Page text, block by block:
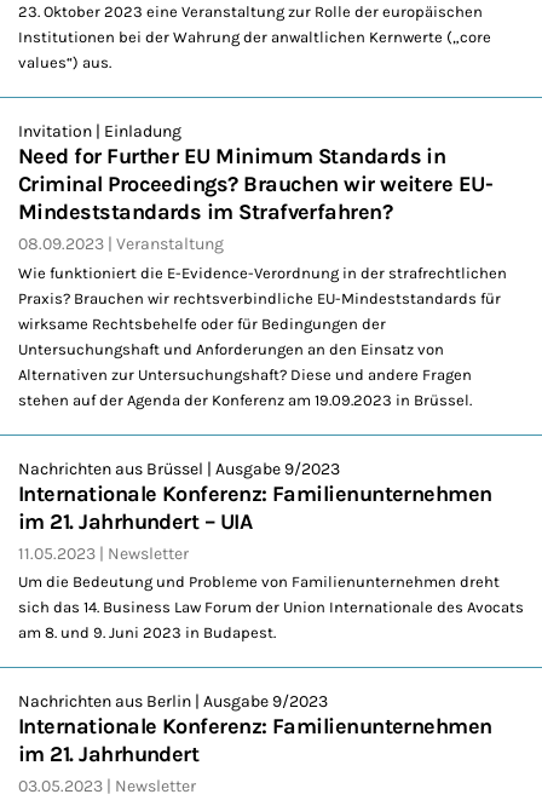
23. Oktober 2023 eine Veranstaltung zur Rolle der europäischen
Institutionen bei der Wahrung der anwaltlichen Kernwerte („core
values“) aus.
Invitation | Einladung
Need for Further EU Minimum Standards in
Criminal Proceedings? Brauchen wir weitere EU-
Mindeststandards im Strafverfahren?
08.09.2023 Veranstaltung
Wie funktioniert die E-Evidence-Verordnung in der strafrechtlichen
Praxis? Brauchen wir rechtsverbindliche EU-Mindeststandards für
wirksame Rechtsbehelfe oder für Bedingungen der
Untersuchungshaft und Anforderungen an den Einsatz von
Alternativen zur Untersuchungshaft? Diese und andere Fragen
stehen auf der Agenda der Konferenz am 19.09.2023 in Brüssel.
Nachrichten aus Brüssel | Ausgabe 9/2023
Internationale Konferenz: Familienunternehmen
im 21. Jahrhundert – UIA
11.05.2023 Newsletter
Um die Bedeutung und Probleme von Familienunternehmen dreht
sich das 14. Business Law Forum der Union Internationale des Avocats
am 8. und 9. Juni 2023 in Budapest.
Nachrichten aus Berlin | Ausgabe 9/2023
Internationale Konferenz: Familienunternehmen
im 21. Jahrhundert
03.05.2023 Newsletter